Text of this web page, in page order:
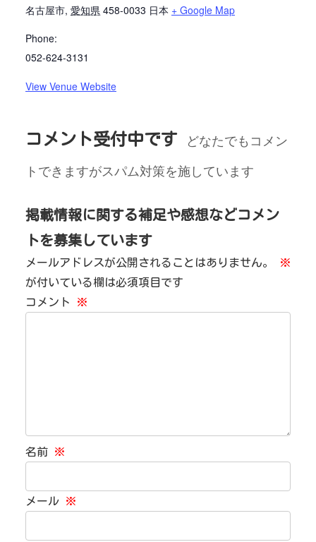
名古屋市, 愛知県 458-0033 日本 + Google Map
Phone:
052-624-3131
View Venue Website
コメント受付中です
どなたでもコメン
トできますがスパム対策を施しています
掲載情報に関する補足や感想などコメン
トを募集しています
メールアドレスが公開されることはありません。
※
が付いている欄は必須項目です
コメント
※
名前 ※
メール ※